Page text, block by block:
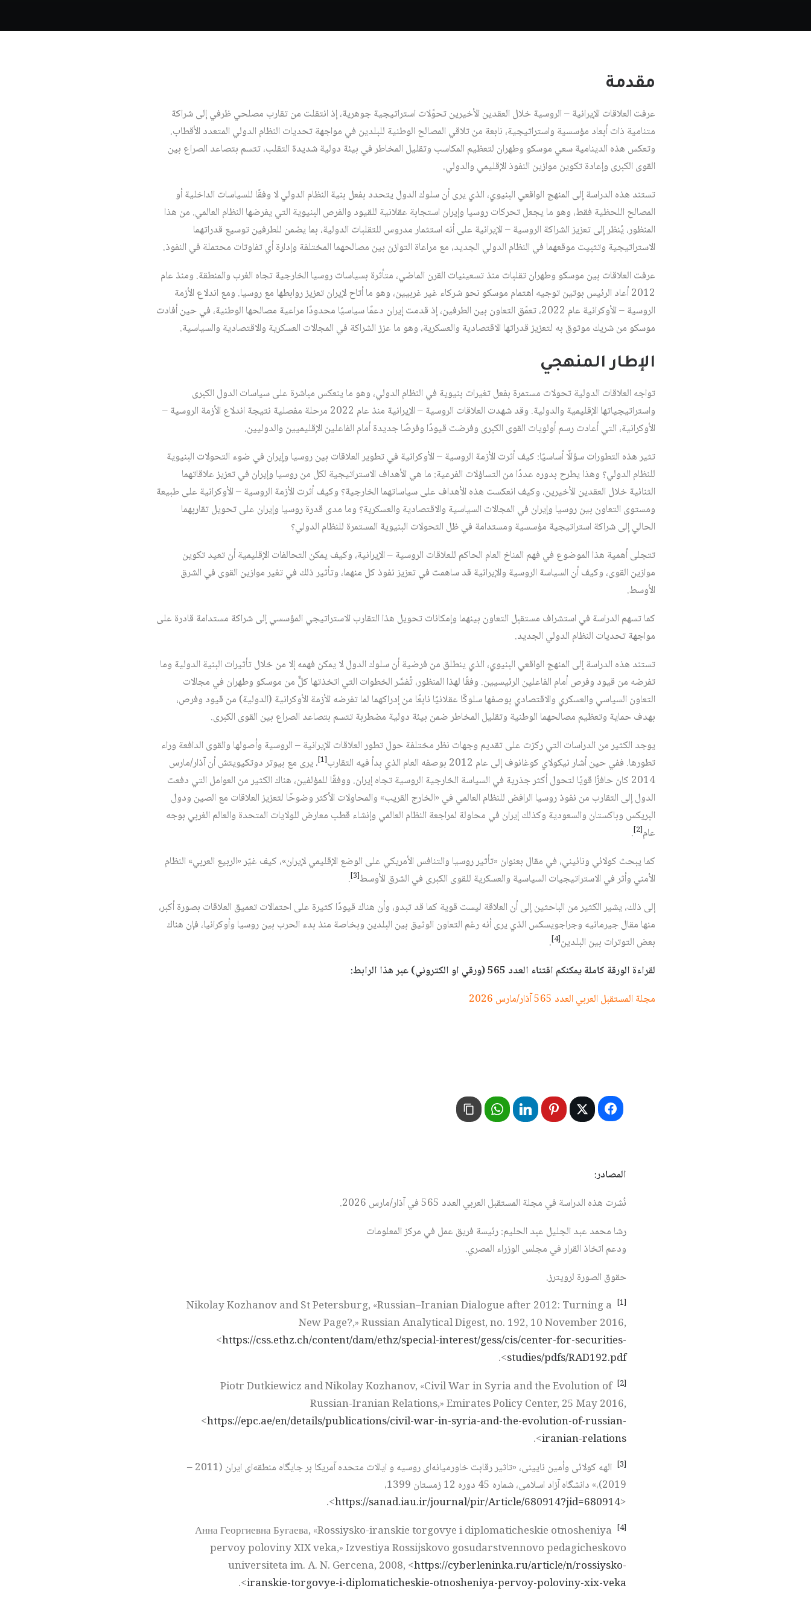
مقدمة
عرفت العلاقات الإيرانية – الروسية خلال العقدين الأخيرين تحوّلات استراتيجية جوهرية، إذ انتقلت من تقارب مصلحي ظرفي إلى شراكة
متنامية ذات أبعاد مؤسسية واستراتيجية، نابعة من تلاقي المصالح الوطنية للبلدين في مواجهة تحديات النظام الدولي المتعدد الأقطاب.
وتعكس هذه الدينامية سعي موسكو وطهران لتعظيم المكاسب وتقليل المخاطر في بيئة دولية شديدة التقلب، تتسم بتصاعد الصراع بين
القوى الكبرى وإعادة تكوين موازين النفوذ الإقليمي والدولي.
تستند هذه الدراسة إلى المنهج الواقعي البنيوي، الذي يرى أن سلوك الدول يتحدد بفعل بنية النظام الدولي لا وفقًا للسياسات الداخلية أو
المصالح اللحظية فقط، وهو ما يجعل تحركات روسيا وإيران استجابة عقلانية للقيود والفرص البنيوية التي يفرضها النظام العالمي. من هذا
المنظور، يُنظر إلى تعزيز الشراكة الروسية – الإيرانية على أنه استثمار مدروس للتقلبات الدولية، بما يضمن للطرفين توسيع قدراتهما
الاستراتيجية وتثبيت موقعهما في النظام الدولي الجديد، مع مراعاة التوازن بين مصالحهما المختلفة وإدارة أي تفاوتات محتملة في النفوذ.
عرفت العلاقات بين موسكو وطهران تقلبات منذ تسعينيات القرن الماضي، متأثرة بسياسات روسيا الخارجية تجاه الغرب والمنطقة. ومنذ عام
2012 أعاد الرئيس بوتين توجيه اهتمام موسكو نحو شركاء غير غربيين، وهو ما أتاح لإيران تعزيز روابطها مع روسيا. ومع اندلاع الأزمة
الروسية – الأوكرانية عام 2022، تعمّق التعاون بين الطرفين، إذ قدمت إيران دعمًا سياسيًا محدودًا مراعية مصالحها الوطنية، في حين أفادت
موسكو من شريك موثوق به لتعزيز قدراتها الاقتصادية والعسكرية، وهو ما عزز الشراكة في المجالات العسكرية والاقتصادية والسياسية.
الإطار المنهجي
تواجه العلاقات الدولية تحولات مستمرة بفعل تغيرات بنيوية في النظام الدولي، وهو ما ينعكس مباشرة على سياسات الدول الكبرى
واستراتيجياتها الإقليمية والدولية. وقد شهدت العلاقات الروسية – الإيرانية منذ عام 2022 مرحلة مفصلية نتيجة اندلاع الأزمة الروسية –
الأوكرانية، التي أعادت رسم أولويات القوى الكبرى وفرضت قيودًا وفرصًا جديدة أمام الفاعلين الإقليميين والدوليين.
تثير هذه التطورات سؤالًا أساسيًا: كيف أثرت الأزمة الروسية – الأوكرانية في تطوير العلاقات بين روسيا وإيران في ضوء التحولات البنيوية
للنظام الدولي؟ وهذا يطرح بدوره عددًا من التساؤلات الفرعية: ما هي الأهداف الاستراتيجية لكل من روسيا وإيران في تعزيز علاقاتهما
الثنائية خلال العقدين الأخيرين، وكيف انعكست هذه الأهداف على سياساتهما الخارجية؟ وكيف أثرت الأزمة الروسية – الأوكرانية على طبيعة
ومستوى التعاون بين روسيا وإيران في المجالات السياسية والاقتصادية والعسكرية؟ وما مدى قدرة روسيا وإيران على تحويل تقاربهما
الحالي إلى شراكة استراتيجية مؤسسية ومستدامة في ظل التحولات البنيوية المستمرة للنظام الدولي؟
تتجلى أهمية هذا الموضوع في فهم المناخ العام الحاكم للعلاقات الروسية – الإيرانية، وكيف يمكن التحالفات الإقليمية أن تعيد تكوين
موازين القوى، وكيف أن السياسة الروسية والإيرانية قد ساهمت في تعزيز نفوذ كل منهما، وتأثير ذلك في تغير موازين القوى في الشرق
الأوسط.
كما تسهم الدراسة في استشراف مستقبل التعاون بينهما وإمكانات تحويل هذا التقارب الاستراتيجي المؤسسي إلى شراكة مستدامة قادرة على
مواجهة تحديات النظام الدولي الجديد.
تستند هذه الدراسة إلى المنهج الواقعي البنيوي، الذي ينطلق من فرضية أن سلوك الدول لا يمكن فهمه إلا من خلال تأثيرات البنية الدولية وما
تفرضه من قيود وفرص أمام الفاعلين الرئيسيين. وفقًا لهذا المنظور، تُفسَّر الخطوات التي اتخذتها كلٌّ من موسكو وطهران في مجالات
التعاون السياسي والعسكري والاقتصادي بوصفها سلوكًا عقلانيًا نابعًا من إدراكهما لما تفرضه الأزمة الأوكرانية (الدولية) من قيود وفرص،
بهدف حماية وتعظيم مصالحهما الوطنية وتقليل المخاطر ضمن بيئة دولية مضطربة تتسم بتصاعد الصراع بين القوى الكبرى.
يوجد الكثير من الدراسات التي ركزت على تقديم وجهات نظر مختلفة حول تطور العلاقات الإيرانية – الروسية وأصولها والقوى الدافعة وراء
تطورها. ففي حين أشار نيكولاي كوغانوف إلى عام 2012 بوصفه العام الذي بدأ فيه التقارب‏
[1] ، يرى مع بيوتر دوتكيويتش أن آذار/مارس
2014 كان حافزًا قويًا لتحول أكثر جذرية في السياسة الخارجية الروسية تجاه إيران. ووفقًا للمؤلفين، هناك الكثير من العوامل التي دفعت
الدول إلى التقارب من نفوذ روسيا الرافض للنظام العالمي في «الخارج القريب» والمحاولات الأكثر وضوحًا لتعزيز العلاقات مع الصين ودول
البريكس وباكستان والسعودية وكذلك إيران في محاولة لمراجعة النظام العالمي وإنشاء قطب معارض للولايات المتحدة والعالم الغربي بوجه
عام‏[2]
.
كما يبحث كولائي ونائيني، في مقال بعنوان «تأثير روسيا والتنافس الأمريكي على الوضع الإقليمي لإيران»، كيف غيّر «الربيع العربي» النظام
الأمني وأثر في الاستراتيجيات السياسية والعسكرية للقوى الكبرى في الشرق الأوسط‏[3]
.
إلى ذلك، يشير الكثير من الباحثين إلى أن العلاقة ليست قوية كما قد تبدو، وأن هناك قيودًا كثيرة على احتمالات تعميق العلاقات بصورة أكبر،
منها مقال جيرمانيه وجراجويسكس الذي يرى أنه رغم التعاون الوثيق بين البلدين وبخاصة منذ بدء الحرب بين روسيا وأوكرانيا، فإن هناك
بعض التوترات بين البلدين‏[4]
.
لقراءة الورقة كاملة يمكنكم اقتناء العدد 565 (ورقي او الكتروني) عبر هذا الرابط:
مجلة المستقبل العربي العدد 565 آذار/مارس 2026
المصادر:
نُشرت هذه الدراسة في مجلة المستقبل العربي العدد 565 في آذار/مارس 2026.
رشا محمد عبد الجليل عبد الحليم: رئيسة فريق عمل في مركز المعلومات
ودعم اتخاذ القرار في مجلس الوزراء المصري.
حقوق الصورة لرويترز.
[1]
Nikolay Kozhanov and St Petersburg, «Russian–Iranian Dialogue after 2012: Turning a
New Page?,» Russian Analytical Digest, no. 192, 10 November 2016,
<https://css.ethz.ch/content/dam/ethz/special-interest/gess/cis/center-for-securities-
studies/pdfs/RAD192.pdf
>.
[2]
Piotr Dutkiewicz and Nikolay Kozhanov, «Civil War in Syria and the Evolution of
Russian-Iranian Relations,» Emirates Policy Center, 25 May 2016,
<https://epc.ae/en/details/publications/civil-war-in-syria-and-the-evolution-of-russian-
iranian-relations
>.
[3]
الهه کولائی وأمین نایینی، «تاثیر رقابت خاورمیانه‌ای روسیه و ایالات متحده آمریکا بر جایگاه منطقه‌ای ایران (2011 –
2019)،» دانشگاه آزاد اسلامی، شماره 45 دوره 12 زمستان 1399،
<
https://sanad.iau.ir/journal/pir/Article/680914?jid=680914
>.
[4]
Анна Георгиевна Бугаева, «Rossiysko-iranskie torgovye i diplomaticheskie otnosheniya
pervoy poloviny XIX veka,» Izvestiya Rossijskovo gosudarstvennovo pedagicheskovo
universiteta im. A. N. Gercena, 2008, <https://cyberleninka.ru/article/n/rossiysko-
iranskie-torgovye-i-diplomaticheskie-otnosheniya-pervoy-poloviny-xix-veka
>.